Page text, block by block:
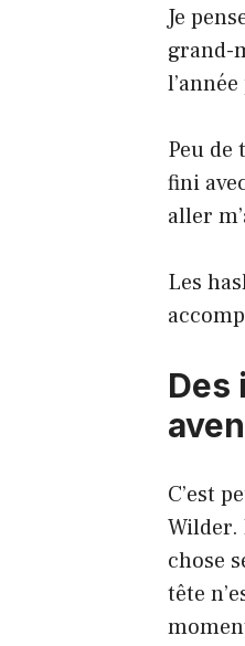
Je
grand-
Peu de
fini
aller
Les
Des
C’est
Wilder.
chose
tête